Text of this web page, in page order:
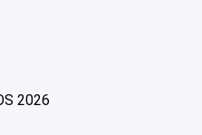
2026